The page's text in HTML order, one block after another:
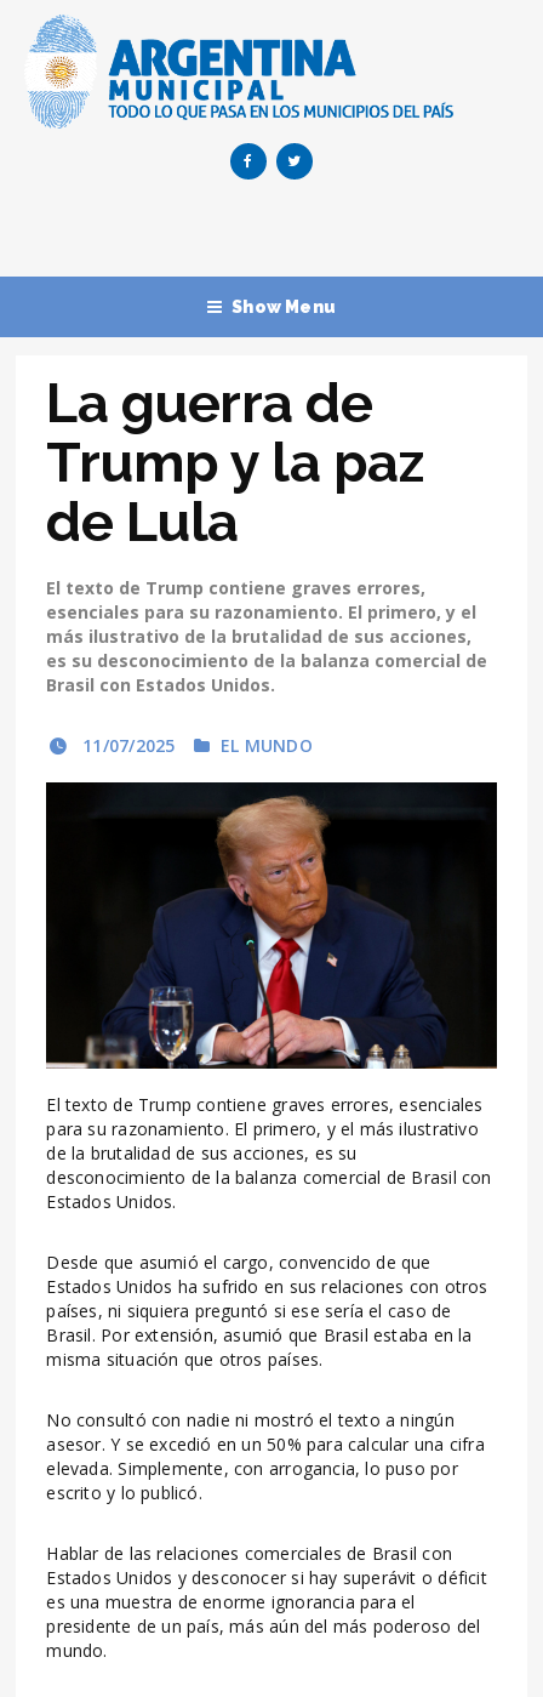
Show Menu
La guerra de
Trump y la paz
de Lula
El texto de Trump contiene graves errores,
esenciales para su razonamiento. El primero, y el
más ilustrativo de la brutalidad de sus acciones,
es su desconocimiento de la balanza comercial de
Brasil con Estados Unidos.
11/07/2025 EL MUNDO
El texto de Trump contiene graves errores, esenciales
para su razonamiento. El primero, y el más ilustrativo
de la brutalidad de sus acciones, es su
desconocimiento de la balanza comercial de Brasil con
Estados Unidos.
Desde que asumió el cargo, convencido de que
Estados Unidos ha sufrido en sus relaciones con otros
países, ni siquiera preguntó si ese sería el caso de
Brasil. Por extensión, asumió que Brasil estaba en la
misma situación que otros países.
No consultó con nadie ni mostró el texto a ningún
asesor. Y se excedió en un 50% para calcular una cifra
elevada. Simplemente, con arrogancia, lo puso por
escrito y lo publicó.
Hablar de las relaciones comerciales de Brasil con
Estados Unidos y desconocer si hay superávit o déficit
es una muestra de enorme ignorancia para el
presidente de un país, más aún del más poderoso del
mundo.